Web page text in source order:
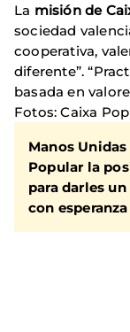
La misión de
sociedad
cooperativa,
diferente”.
basada en
Fotos: Caixa
Manos
Popular la
para darles
con